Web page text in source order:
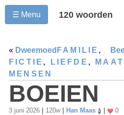
☰ Menu 120 woorden
« Dweemoed FAMILIE ,
FICTIE , LIEFDE ,
MENSEN
BOEIEN
3 juni 2026 120w Han Maas 0